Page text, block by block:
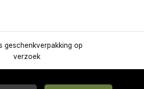
geschenkverpakking op
verzoek